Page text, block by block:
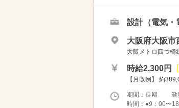
設計（電気・
大阪府大阪市
大阪メトロ四つ橋
時給2,300円
【月収例】 約
期間：長期 勤
時間：●9：00〜